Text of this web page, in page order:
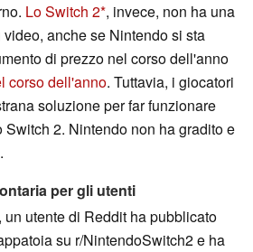
Lo Switch 2 , invece, non ha una
anche se Nintendo si sta
di prezzo nel corso dell'anno
corso dell'anno. Tuttavia, i giocatori
soluzione per far funzionare
2. Nintendo non ha gradito e
per gli utenti
utente di Reddit ha pubblicato
su r/NintendoSwitch2 e ha